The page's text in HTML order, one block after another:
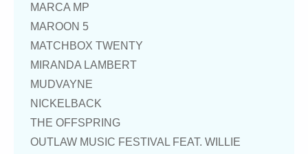
MARCA MP
MAROON 5
MATCHBOX TWENTY
MIRANDA LAMBERT
MUDVAYNE
NICKELBACK
THE OFFSPRING
OUTLAW MUSIC FESTIVAL FEAT. WILLIE